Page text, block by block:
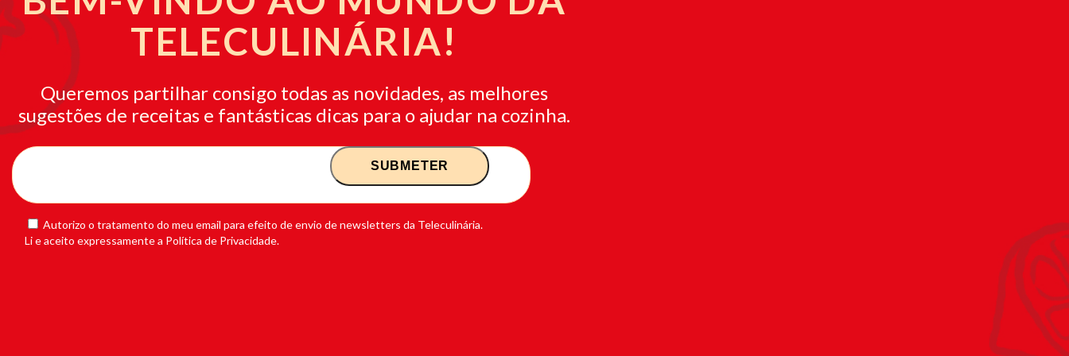
TELECULINÁRIA!
Queremos partilhar consigo todas as novidades, as melhores
sugestões de receitas e fantásticas dicas para o ajudar na cozinha.
Autorizo o tratamento do meu email para efeito de envio de newsletters da Teleculinária.
Li e aceito expressamente a Política de Privacidade.